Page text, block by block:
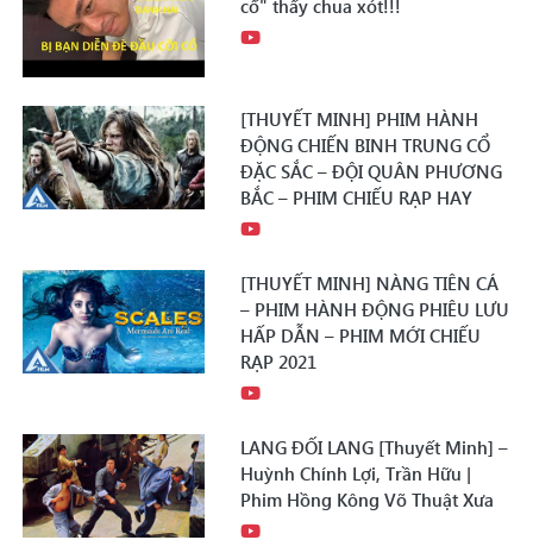
cổ" thấy chua xót!!!
[THUYẾT MINH] PHIM HÀNH
ĐỘNG CHIẾN BINH TRUNG CỔ
ĐẶC SẮC – ĐỘI QUÂN PHƯƠNG
BẮC – PHIM CHIẾU RẠP HAY
[THUYẾT MINH] NÀNG TIÊN CÁ
– PHIM HÀNH ĐỘNG PHIÊU LƯU
HẤP DẪN – PHIM MỚI CHIẾU
RẠP 2021
LANG ĐỐI LANG [Thuyết Minh] –
Huỳnh Chính Lợi, Trần Hữu |
Phim Hồng Kông Võ Thuật Xưa